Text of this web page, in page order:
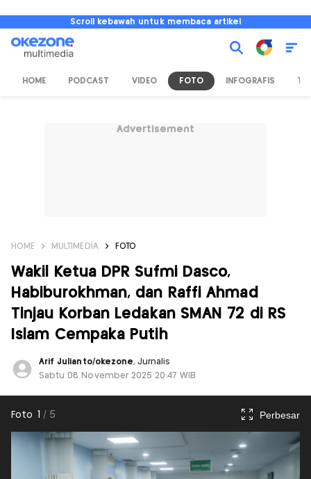
Scroll kebawah untuk membaca artikel
HOME PODCAST VIDEO FOTO INFOGRAFIS TV
Advertisement
HOME MULTIMEDIA FOTO
Wakil Ketua DPR Sufmi Dasco,
Habiburokhman, dan Raffi Ahmad
Tinjau Korban Ledakan SMAN 72 di RS
Islam Cempaka Putih
Arif Julianto/okezone, Jurnalis
Sabtu 08 November 2025 20:47 WIB
Foto 1 / 5 Perbesar